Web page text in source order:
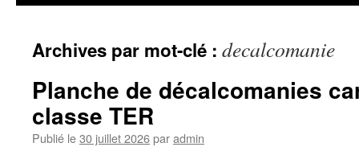
Archives par mot-clé : decalcomanie
Planche de décalcomanies
classe TER
Publié le30 juillet 2026paradmin